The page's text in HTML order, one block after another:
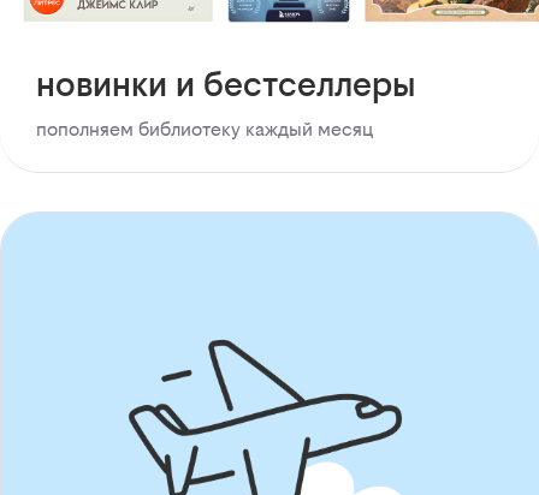
новинки и бестселлеры
пополняем библиотеку каждый месяц